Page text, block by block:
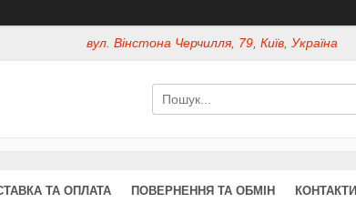
вул. Вінстона Черчилля, 79, Київ, Україна
ТА ОПЛАТА ПОВЕРНЕННЯ ТА ОБМІН КОНТАКТИ